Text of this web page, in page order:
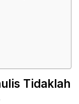
Tidaklah